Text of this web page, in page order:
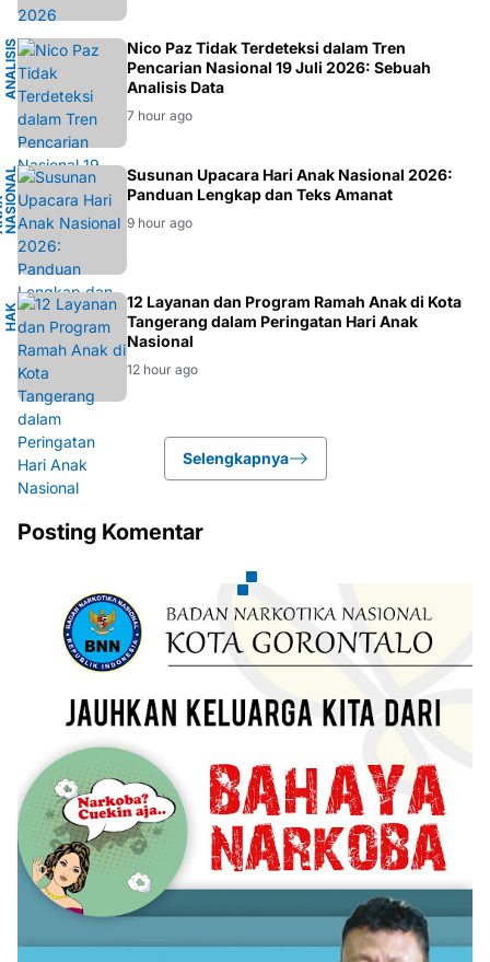
A
N
AL
I
S
I
S
D
A
TA
Nico Paz Tidak Terdeteksi dalam Tren
Pencarian Nasional 19 Juli 2026: Sebuah
Analisis Data
7 hour ago
L6
Susunan Upacara Hari Anak Nasional 2026:
Panduan Lengkap dan Teks Amanat
9 hour ago
H
A
K
A
N
AK
12 Layanan dan Program Ramah Anak di Kota
Tangerang dalam Peringatan Hari Anak
Nasional
12 hour ago
Selengkapnya
Posting Komentar